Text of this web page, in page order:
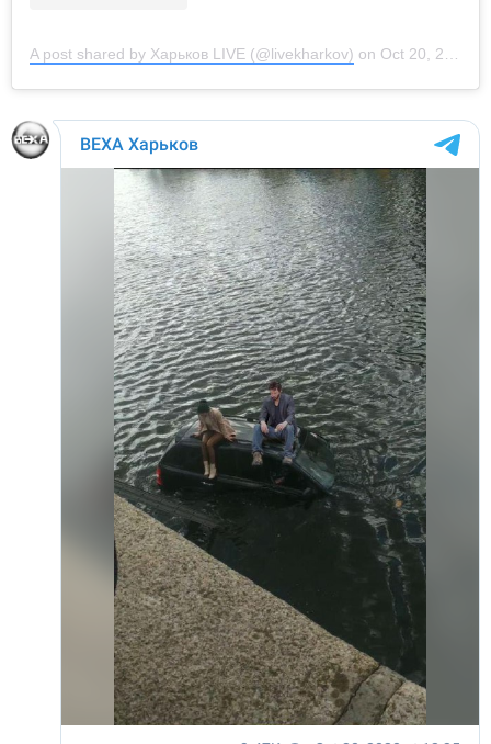
A post shared by Харьков LIVE (@livekharkov) on Oct 20, 2020 at 3:58am PDT